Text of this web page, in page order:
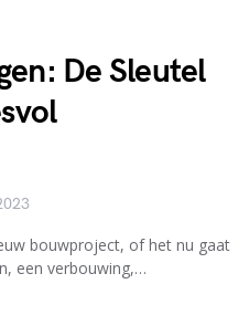
De Sleutel
bouwproject, of het nu gaat
een verbouwing,…